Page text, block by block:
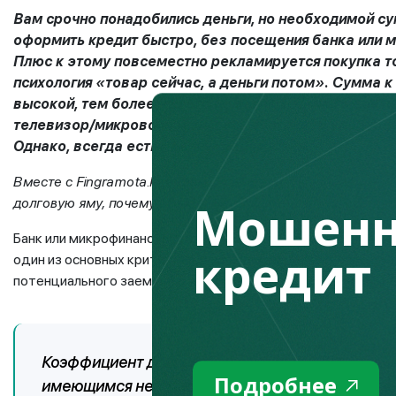
Вам срочно понадобились деньги, но необходимой
оформить кредит быстро, без посещения банка или
Плюс к этому повсеместно рекламируется покупка
психология «товар сейчас, а деньги потом». Сумма
высокой, тем более что это не занимает много
телевизор/микроволновую печь доставят в
Однако, всегда есть над чем задуматься.
Вместе с Fingramota.kz
долговую яму, почему отказали в кредите и как
Банк или микрофинансовая организация редко объясняют
один из основных критериев, влияющих на решение, это
потенциального заемщика, которое называется
Коэффициент долговой нагрузки (КДН) — это
имеющимся непогашенным кредитам к его
кредит
Подробнее